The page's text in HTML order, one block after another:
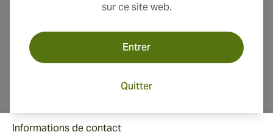
sur ce site web.
Entrer
Quitter
Informations de contact